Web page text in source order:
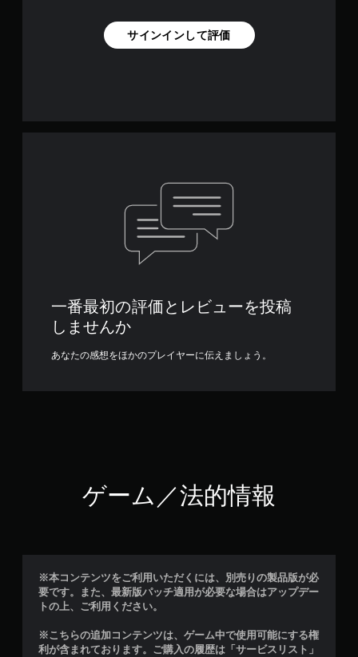
サインインして評価
一番最初の評価とレビューを投稿
しませんか
あなたの感想をほかのプレイヤーに伝えましょう。
ゲーム／法的情報
※本コンテンツをご利用いただくには、別売りの製品版が必
要です。また、最新版パッチ適用が必要な場合はアップデー
トの上、ご利用ください。
※こちらの追加コンテンツは、ゲーム中で使用可能にする権
利が含まれております。ご購入の履歴は「サービスリスト」